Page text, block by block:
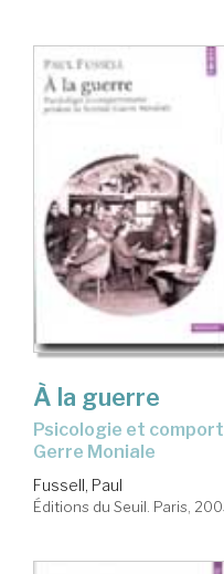
À la guerre
psicologie et comportaments pendant la Seconde
Gerre Moniale
Fussell, Paul
Éditions du Seuil. Paris,